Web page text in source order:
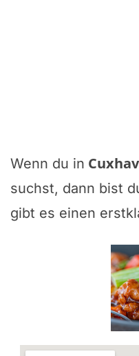
Wenn du in
suchst, dann bist
gibt es einen